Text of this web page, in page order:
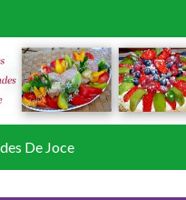
for:
De Joce